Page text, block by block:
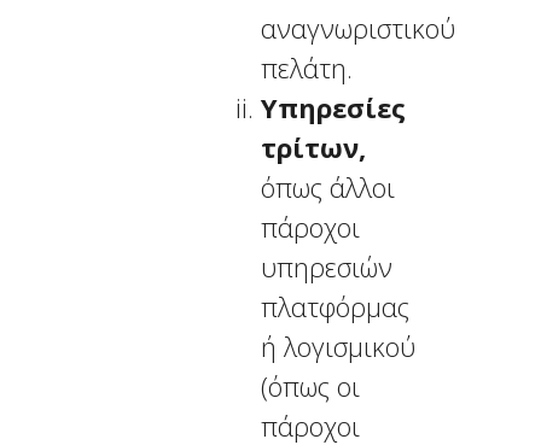
αναγνωριστικού
πελάτη.
Υπηρεσίες
τρίτων,
όπως άλλοι
πάροχοι
υπηρεσιών
πλατφόρμας
ή λογισμικού
(όπως οι
πάροχοι